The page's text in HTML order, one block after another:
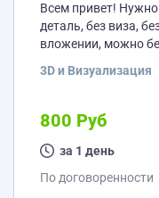
Всем привет!
деталь, без виза, без
вложении, можно
3D и Визуализация
800 Руб
за 1 день
По договоренности